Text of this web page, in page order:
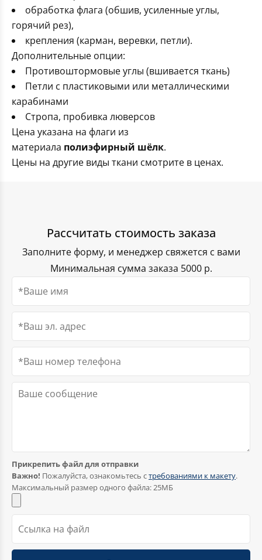
Комплект Флагов России 90×135см 10 штук
экстерьере.
Можно заказать изготовление флага
произвольного дизайна или же выбрать из
имеющихся шаблонов.
флагов в короткие сроки.
Купить флаги военных ведомств РФ от компании
«РУСФЛАГ» — получить высококачественные
изделия, ориентированные на поднятие
авторитета вашей компании.
Мы гарантируем индивидуальный подход в
реализации ваших проектов.
обработка флага (обшив, усиленные углы,
горячий рез),
крепления (карман, веревки, петли).
Дополнительные опции:
Противоштормовые углы (вшивается ткань)
Петли с пластиковыми или металлическими
карабинами
Стропа, пробивка люверсов
Цена указана на флаги из
материала полиэфирный шёлк.
Цены на другие виды ткани смотрите в ценах.
Рассчитать стоимость заказа
Заполните форму, и менеджер свяжется с вами
Минимальная сумма заказа 5000 р.
Прикрепить файл для отправки
Важно! Пожалуйста, ознакомьтесь стребованиями к макету.
Максимальный размер одного файла: 25МБ